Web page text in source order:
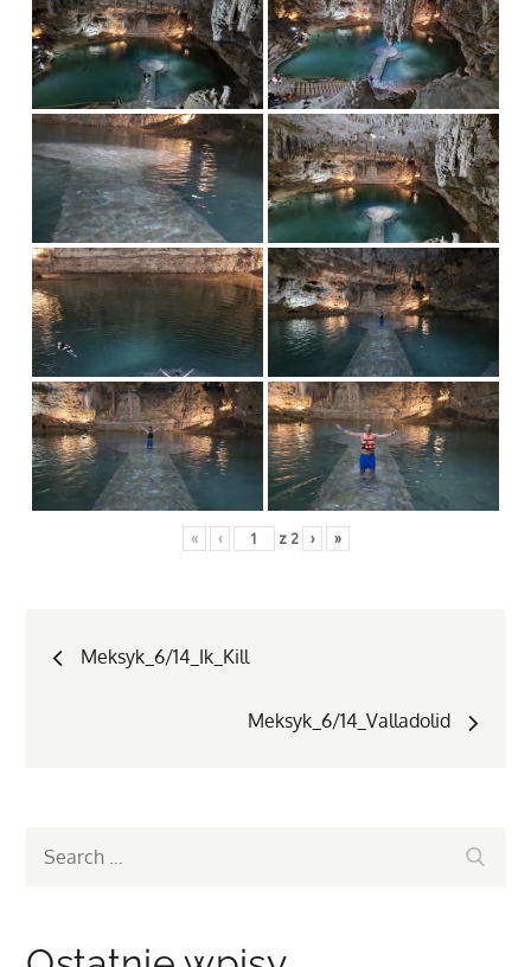
« ‹ z 2 › »
Nawigacja
Meksyk_6/14_Ik_Kill
Meksyk_6/14_Valladolid